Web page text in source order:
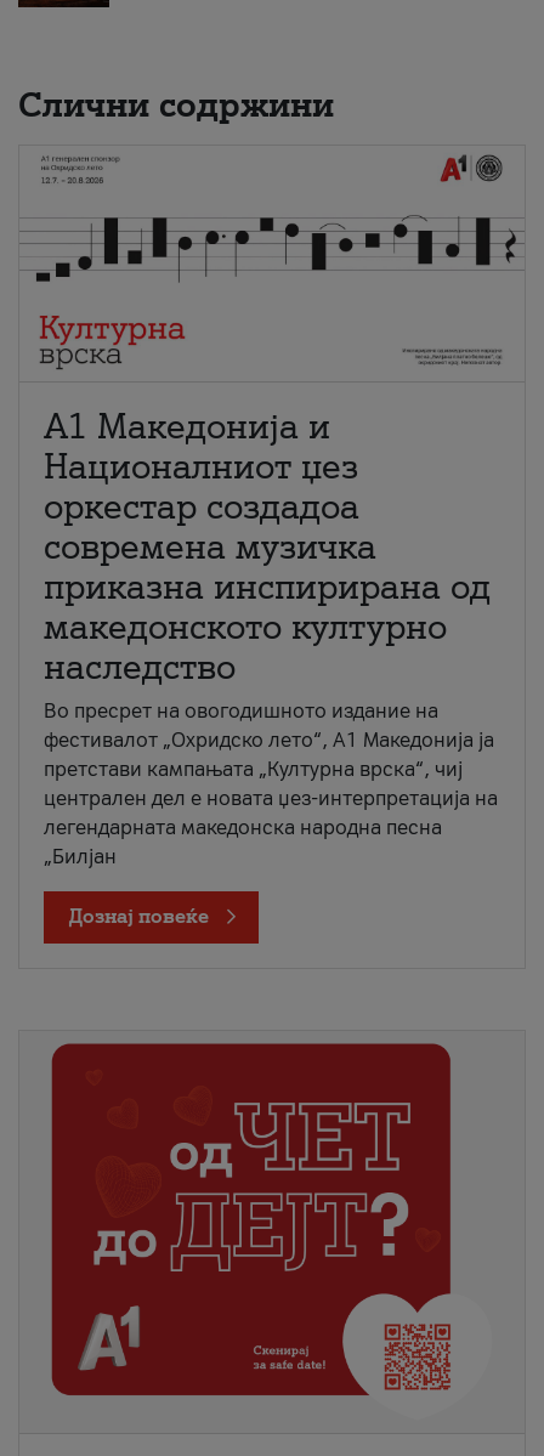
Слични содржини
А1 Македонија и
Националниот џез
оркестар создадоа
современа музичка
приказна инспирирана од
македонското културно
наследство
Во пресрет на овогодишното издание на
фестивалот „Охридско лето“, А1 Македонија ја
претстави кампањата „Културна врска“, чиј
централен дел е новата џез-интерпретација на
легендарната македонска народна песна
„Билјан
Дознај повеќе